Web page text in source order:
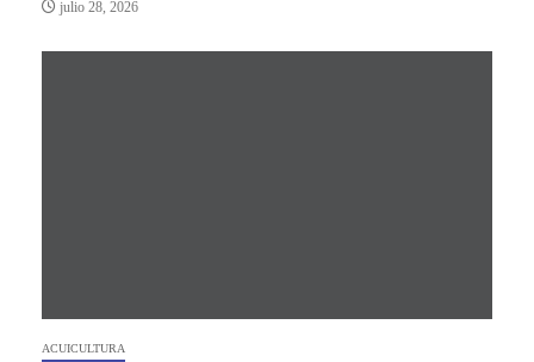
julio 28, 2026
ACUICULTURA